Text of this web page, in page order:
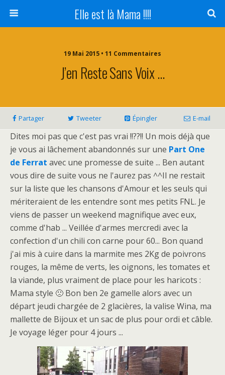
Elle est là Mama !!!!
19 Mai 2015 • 11 Commentaires
J’en Reste Sans Voix …
Partager Tweeter Épingler E-mail
Dites moi pas que c'est pas vrai !!??!! Un mois déjà que
je vous ai lâchement abandonnés sur une Part One
de Ferrat avec une promesse de suite ... Ben autant
vous dire de suite vous ne l'aurez pas ^^Il ne restait
sur la liste que les chansons d'Amour et les seuls qui
mériteraient de les entendre sont mes petits FNL. Je
viens de passer un weekend magnifique avec eux,
comme d'hab ... Veillée d'armes mercredi avec la
confection d'un chili con carne pour 60... Bon quand
j'ai mis à cuire dans la marmite mes 2Kg de poivrons
rouges, la même de verts, les oignons, les tomates et
la viande, plus vraiment de place pour les haricots :
Mama style 🙁 Bon ben 2e gamelle alors avec un
départ jeudi chargée de 2 glacières, la valise Wina, ma
mallette de Bijoux et un sac de plus pour ordi et câble.
Je voyage léger pour 4 jours ...